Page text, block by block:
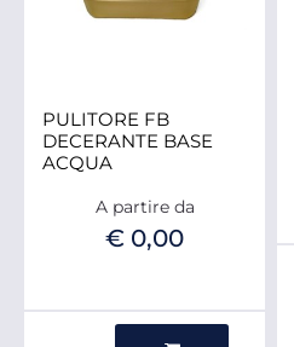
PULITORE FB
DECERANTE BASE
ACQUA
A partire da
€ 0,00